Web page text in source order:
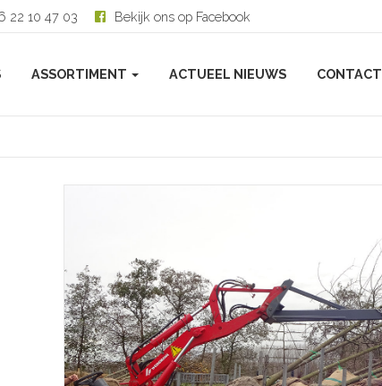
22 10 47 03 Bekijk ons op Facebook
ASSORTIMENT ACTUEEL NIEUWS CONTACT